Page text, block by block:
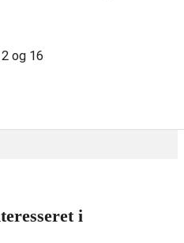
og 16
i